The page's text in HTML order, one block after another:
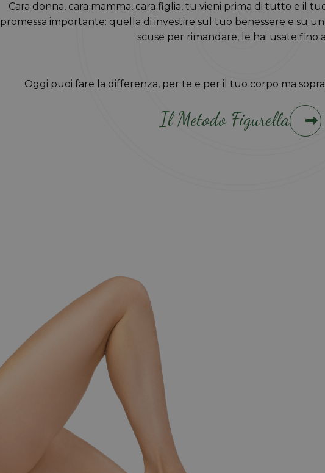
Cara donna, cara mamma, cara figlia, tu vieni prima di tutto e il
promessa importante: quella di investire sul tuo benessere e su
scuse per rimandare, le hai usate fino
Oggi puoi fare la differenza, per te e per il tuo corpo ma
Il Metodo Figurella